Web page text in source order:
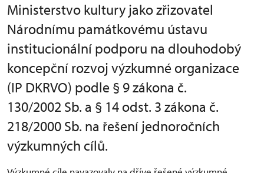
Ministerstvo kultury jako zřizovatel
Národnímu památkovému ústavu
institucionální podporu na dlouhodobý
koncepční rozvoj výzkumné organizace
(IP DKRVO) podle § 9 zákona č.
130/2002 Sb. a § 14 odst. 3 zákona č.
218/2000 Sb. na řešení jednoročních
výzkumných cílů.